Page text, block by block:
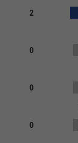
2
0
0
0